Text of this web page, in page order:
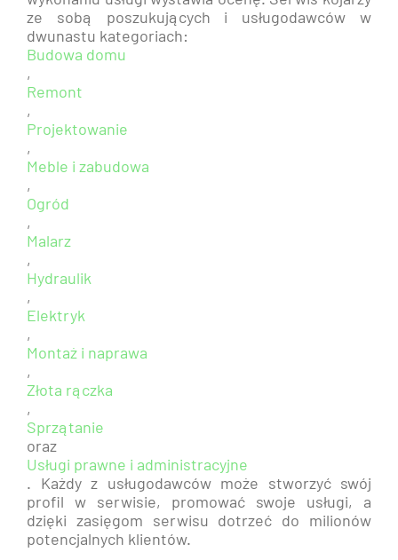
ze sobą poszukujących i usługodawców w
dwunastu kategoriach:
Budowa domu
,
Remont
,
Projektowanie
,
Meble i zabudowa
,
Ogród
,
Malarz
,
Hydraulik
,
Elektryk
,
Montaż i naprawa
,
Złota rączka
,
Sprzątanie
oraz
Usługi prawne i administracyjne
. Każdy z usługodawców może stworzyć swój
profil w serwisie, promować swoje usługi, a
dzięki zasięgom serwisu dotrzeć do milionów
potencjalnych klientów.